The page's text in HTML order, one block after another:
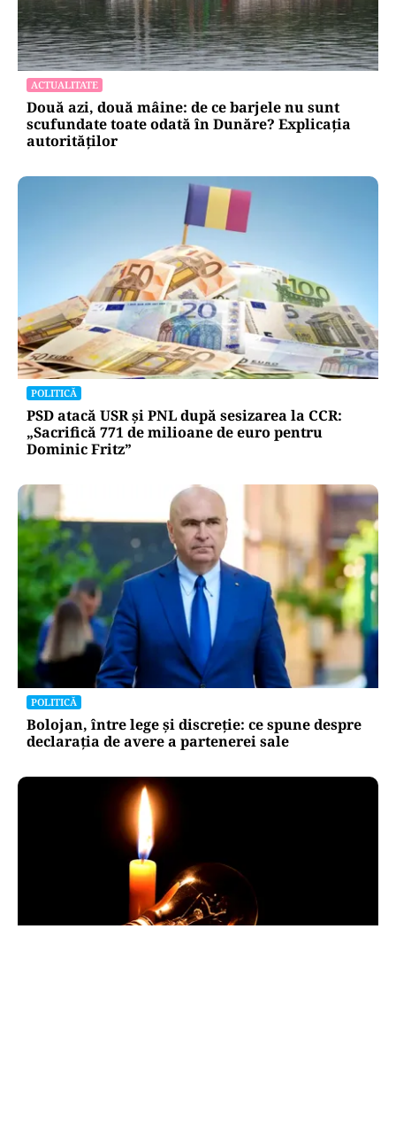
ACTUALITATE
Două azi, două mâine: de ce barjele nu sunt
scufundate toate odată în Dunăre? Explicația
autorităților
POLITICĂ
PSD atacă USR și PNL după sesizarea la CCR:
„Sacrifică 771 de milioane de euro pentru
Dominic Fritz”
POLITICĂ
Bolojan, între lege și discreție: ce spune despre
declarația de avere a partenerei sale